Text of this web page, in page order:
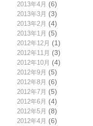
2013年4月 (6)
2013年3月 (3)
2013年2月 (4)
2013年1月 (5)
2012年12月 (1)
2012年11月 (3)
2012年10月 (4)
2012年9月 (5)
2012年8月 (6)
2012年7月 (5)
2012年6月 (4)
2012年5月 (8)
2012年4月 (6)